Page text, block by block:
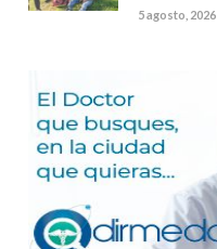
5 agosto, 2026